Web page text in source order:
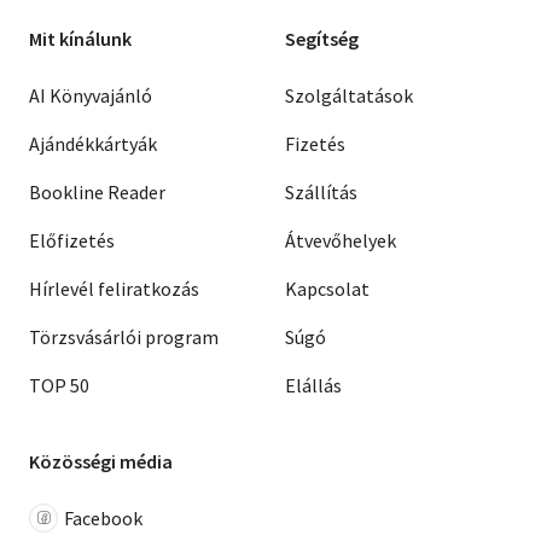
Mit kínálunk
AI Könyvajánló
Ajándékkártyák
Bookline Reader
Előfizetés
Hírlevél feliratkozás
Törzsvásárlói program
TOP 50
Segítség
Szolgáltatások
Fizetés
Szállítás
Átvevőhelyek
Kapcsolat
Súgó
Elállás
Közösségi média
Facebook